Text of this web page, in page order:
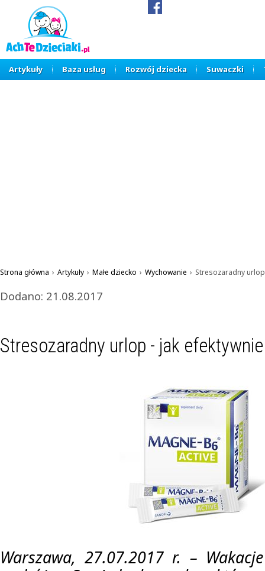
Artykuły Baza usług Rozwój dziecka Suwaczki
Strona główna › Artykuły › Małe dziecko › Wychowanie › Stresozaradny
Dodano: 21.08.2017
Stresozaradny urlop - jak
Warszawa, 27.07.2017 r. –